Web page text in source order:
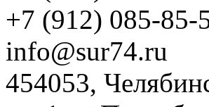
+7 (912) 085-85-
info@sur74.ru
454053,